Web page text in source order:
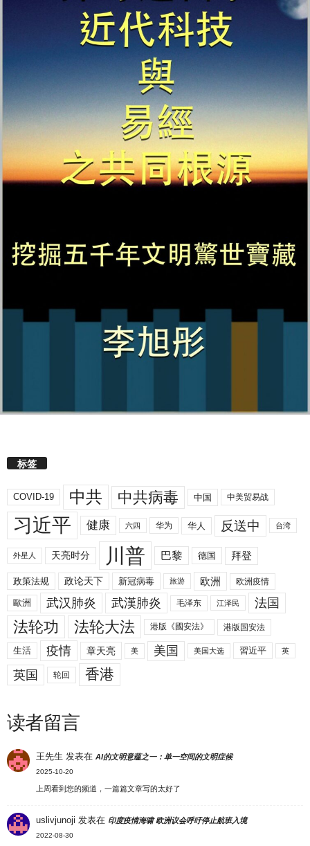
标签
COVID-19 中共 中共病毒 中国 中美贸易战
习近平 健康 六四 华为 华人 反送中 台湾
外星人 天亮时分 川普 巴黎 德国 拜登
政策法规 政论天下 新冠病毒 旅游 欧洲 欧洲疫情
歐洲 武汉肺炎 武漢肺炎 毛泽东 江泽民 法国
法轮功 法轮大法 港版《國安法》 港版国安法
生活 疫情 章天亮 美 美国 美国大选 習近平 英
英国 轮回 香港
读者留言
王先生 发表在AI的文明意蕴之一：单一空间的文明症候
2025-10-20
上周看到您的频道，一篇篇文章写的太好了
uslivjunoji 发表在 印度疫情海啸 欧洲议会呼吁停止航班入境
2022-08-30